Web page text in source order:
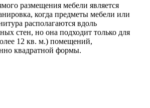
размещения мебели является
когда предметы мебели или
располагаются вдоль
стен, но она подходит только для
12 кв. м.) помещений,
квадратной формы.